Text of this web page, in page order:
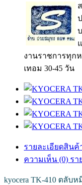
งานราชการทุก
เทอม 30-45 วัน
รายละเอียดสินค้
ความเห็น (0) รา
kyocera TK-410 ตลับ